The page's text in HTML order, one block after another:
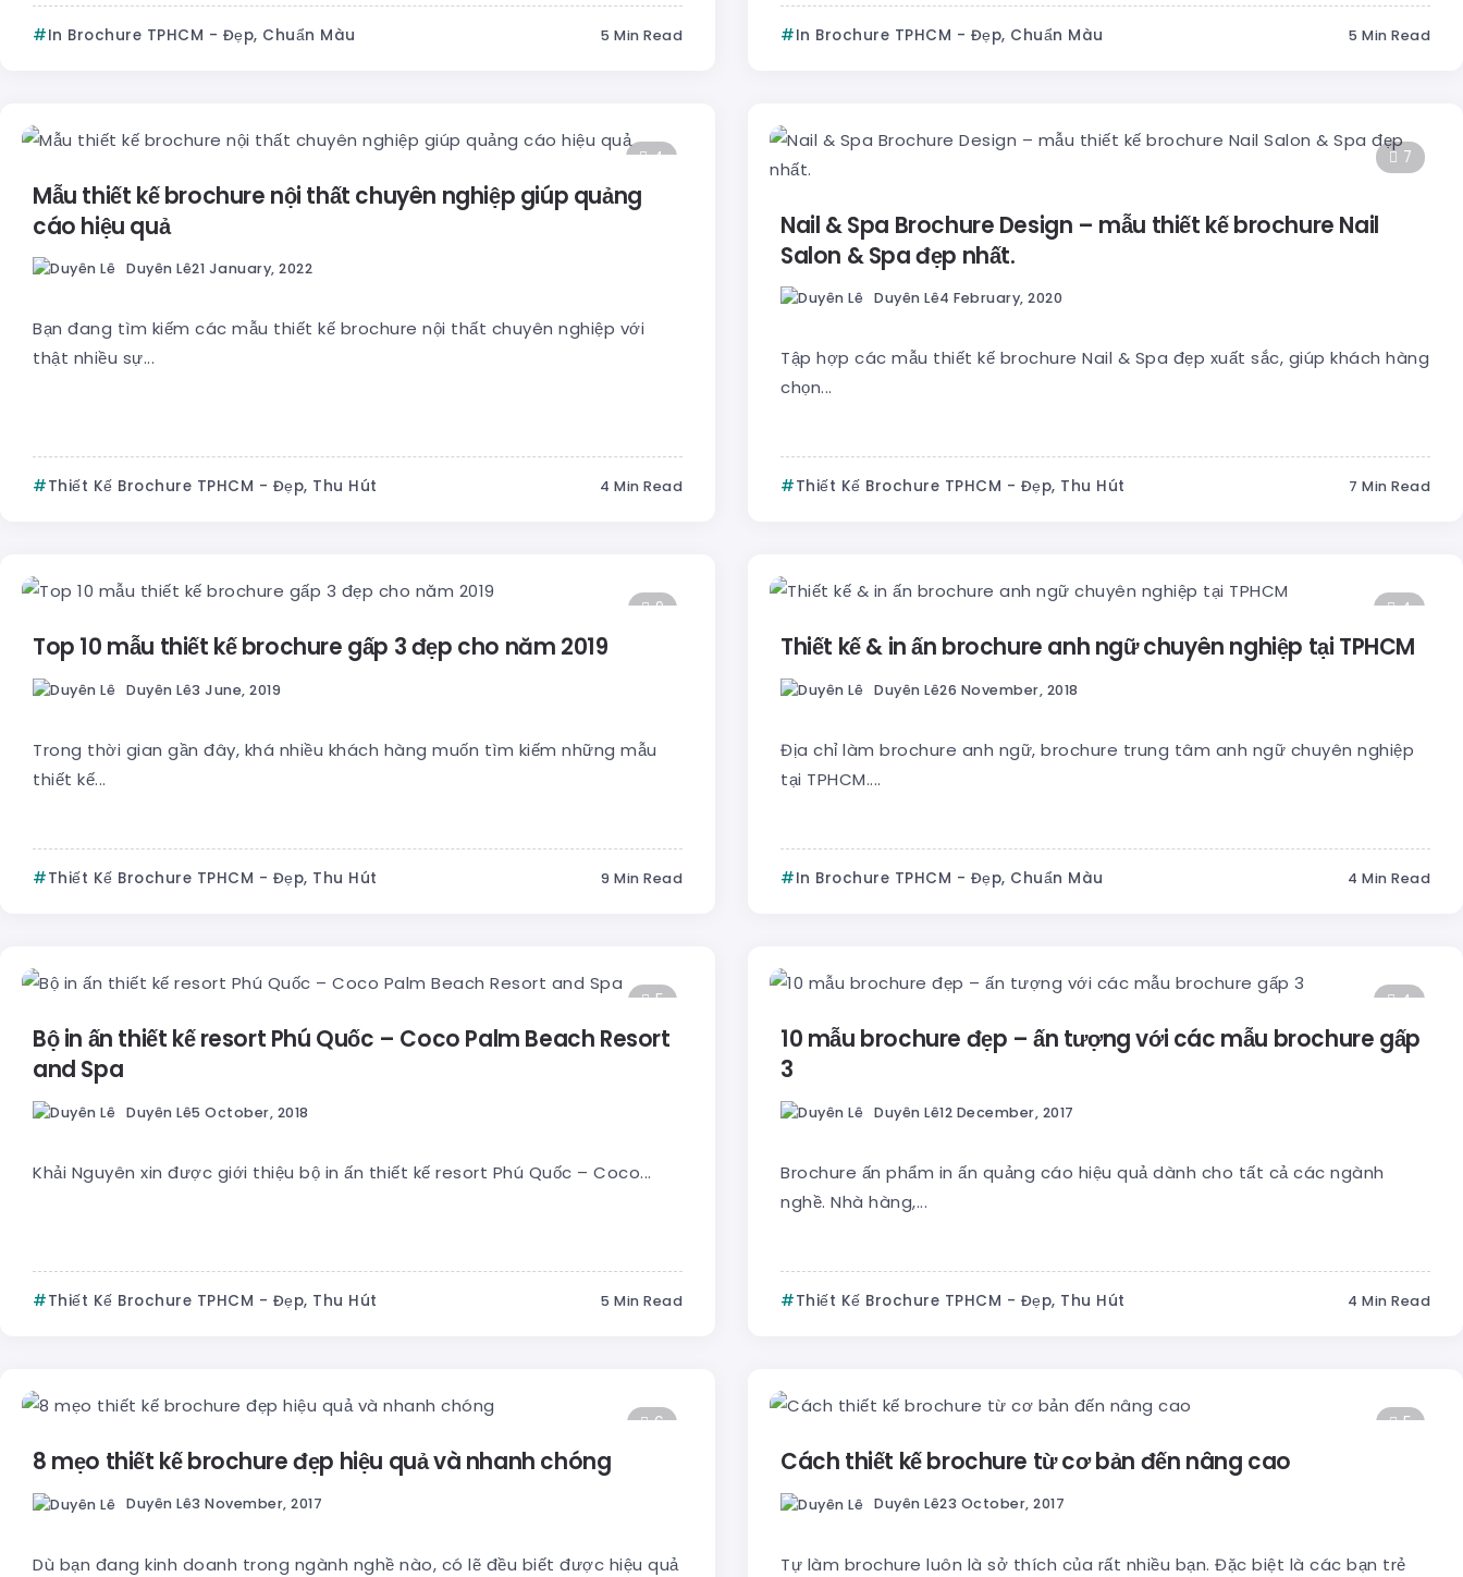
In Brochure TPHCM - Đẹp, Chuẩn Màu 5 Min Read In Brochure TPHCM - Đẹp, Chuẩn Màu 5 Min Read
4
Mẫu thiết kế brochure nội thất chuyên nghiệp giúp quảng
cáo hiệu quả
Duyên Lê21 January, 2022
Bạn đang tìm kiếm các mẫu thiết kế brochure nội thất chuyên nghiệp với
thật nhiều sự...
Thiết Kế Brochure TPHCM - Đẹp, Thu Hút 4 Min Read
7
Nail & Spa Brochure Design – mẫu thiết kế brochure Nail
Salon & Spa đẹp nhất.
Duyên Lê4 February, 2020
Tập hợp các mẫu thiết kế brochure Nail & Spa đẹp xuất sắc, giúp khách hàng
chọn...
Thiết Kế Brochure TPHCM - Đẹp, Thu Hút 7 Min Read
9
Top 10 mẫu thiết kế brochure gấp 3 đẹp cho năm 2019
Duyên Lê3 June, 2019
Trong thời gian gần đây, khá nhiều khách hàng muốn tìm kiếm những mẫu
thiết kế...
Thiết Kế Brochure TPHCM - Đẹp, Thu Hút 9 Min Read
4
Thiết kế & in ấn brochure anh ngữ chuyên nghiệp tại TPHCM
Duyên Lê26 November, 2018
Địa chỉ làm brochure anh ngữ, brochure trung tâm anh ngữ chuyên nghiệp
tại TPHCM....
In Brochure TPHCM - Đẹp, Chuẩn Màu 4 Min Read
5
Bộ in ấn thiết kế resort Phú Quốc – Coco Palm Beach Resort
and Spa
Duyên Lê5 October, 2018
Khải Nguyên xin được giới thiệu bộ in ấn thiết kế resort Phú Quốc – Coco...
Thiết Kế Brochure TPHCM - Đẹp, Thu Hút 5 Min Read
4
10 mẫu brochure đẹp – ấn tượng với các mẫu brochure gấp
3
Duyên Lê12 December, 2017
Brochure ấn phẩm in ấn quảng cáo hiệu quả dành cho tất cả các ngành
nghề. Nhà hàng,...
Thiết Kế Brochure TPHCM - Đẹp, Thu Hút 4 Min Read
6
8 mẹo thiết kế brochure đẹp hiệu quả và nhanh chóng
Duyên Lê3 November, 2017
Dù bạn đang kinh doanh trong ngành nghề nào, có lẽ đều biết được hiệu quả
5
Cách thiết kế brochure từ cơ bản đến nâng cao
Duyên Lê23 October, 2017
Tự làm brochure luôn là sở thích của rất nhiều bạn. Đặc biệt là các bạn trẻ